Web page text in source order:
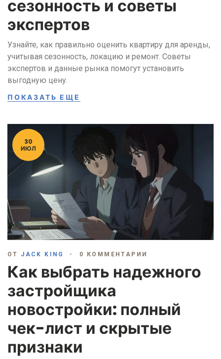
сезонность и советы
экспертов
Узнайте, как правильно оценить квартиру для аренды,
учитывая сезонность, локацию и ремонт. Советы
экспертов и данные рынка помогут установить
выгодную цену.
ПОКАЗАТЬ ЕЩЕ
30
ИЮЛ
ОТ JACK KING 0 КОММЕНТАРИИ
Как выбрать надежного
застройщика
новостройки: полный
чек-лист и скрытые
признаки